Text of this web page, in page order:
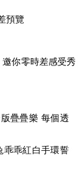
預覽
你零時差感受秀
疊疊樂 每個透
乖乖紅白手環誓